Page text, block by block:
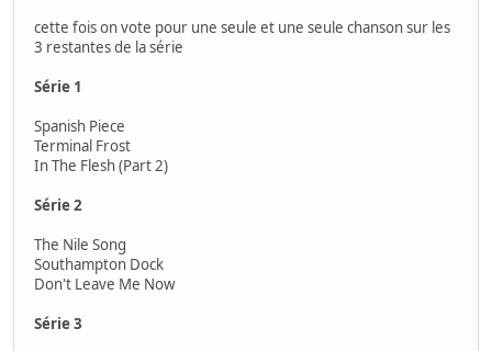
cette fois on vote pour une seule et une seule chanson sur les
3 restantes de la série
Série 1
Spanish Piece
Terminal Frost
In The Flesh (Part 2)
Série 2
The Nile Song
Southampton Dock
Don't Leave Me Now
Série 3